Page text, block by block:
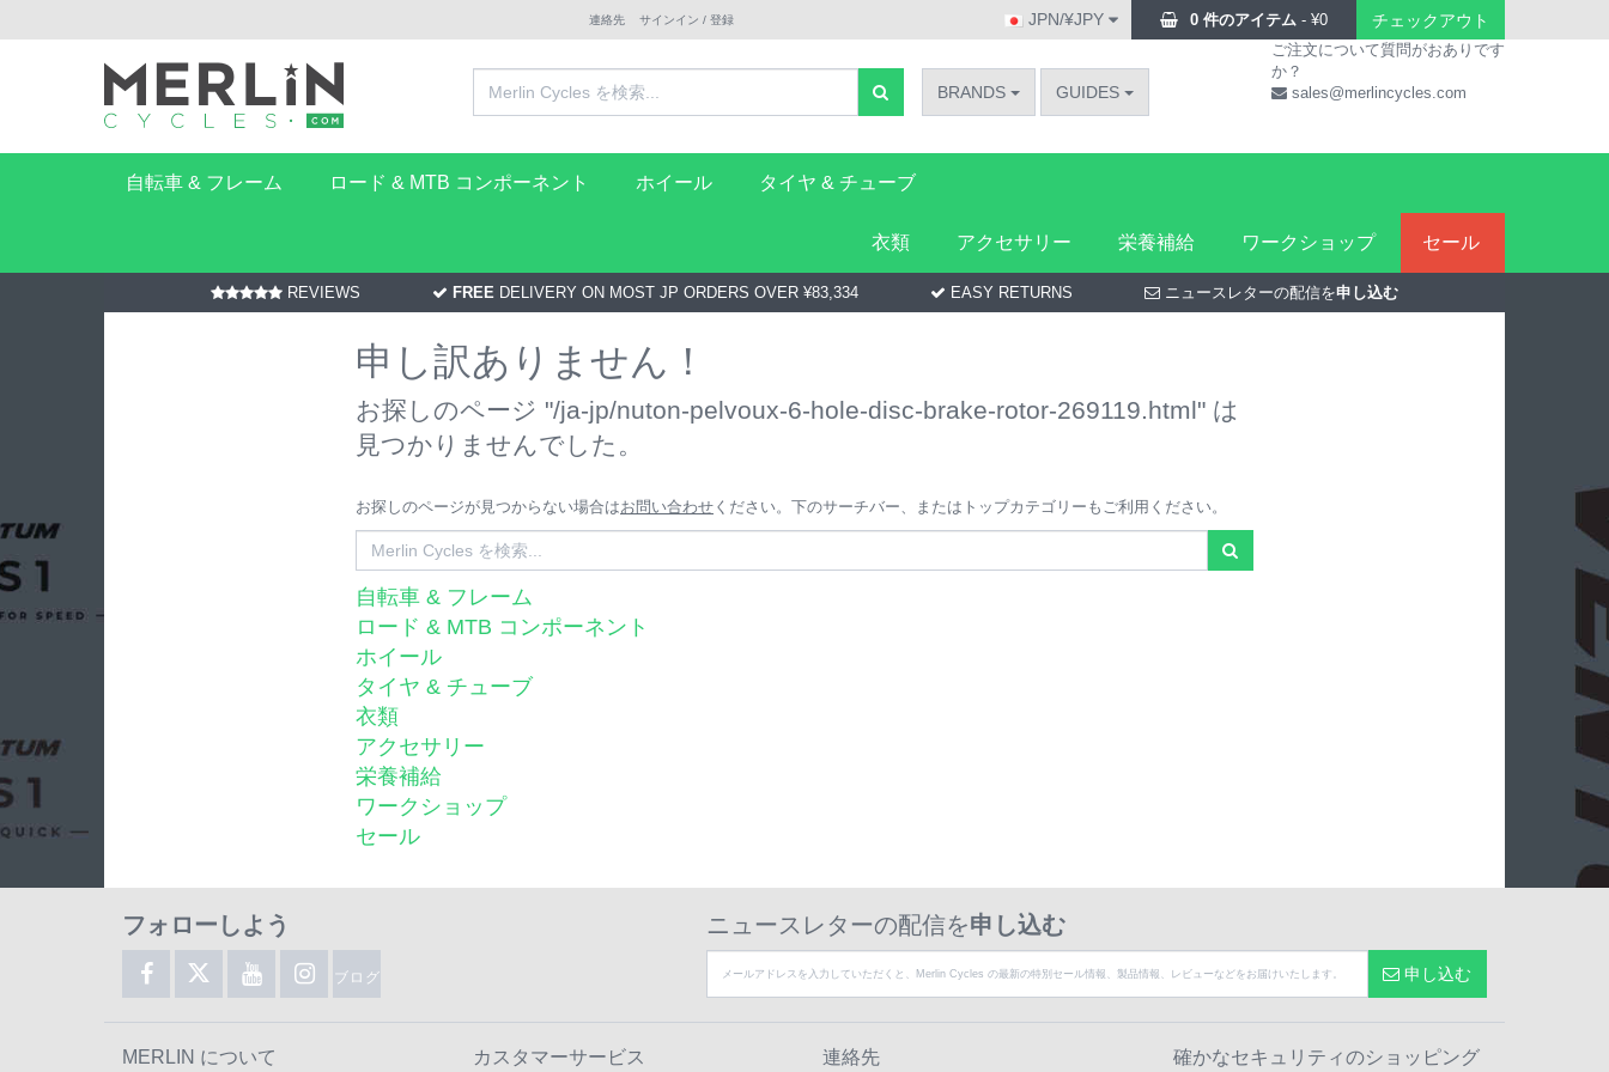
連絡先 サインイン / 登録 0 件のアイテム - ¥0 チェックアウト
JPN/¥JPY
BRANDS GUIDES
ご注文について質問がおありです
か？
sales@merlincycles.com
自転車 & フレーム ロード & MTB コンポーネント ホイール タイヤ & チューブ
衣類 アクセサリー 栄養補給 ワークショップ セール
REVIEWS FREE DELIVERY ON MOST JP ORDERS OVER ¥83,334 EASY RETURNS ニュースレターの配信を申し込む
申し訳ありません！
お探しのページ "/ja-jp/nuton-pelvoux-6-hole-disc-brake-rotor-269119.html" は
見つかりませんでした。
お探しのページが見つからない場合はお問い合わせ ください。下のサーチバー、またはトップカテゴリーもご利用ください。
自転車 & フレーム
ロード & MTB コンポーネント
ホイール
タイヤ & チューブ
衣類
アクセサリー
栄養補給
ワークショップ
セール
フォローしよう
ブログ
ニュースレターの配信を申し込む
申し込む
MERLIN について カスタマーサービス 連絡先 確かなセキュリティのショッピング